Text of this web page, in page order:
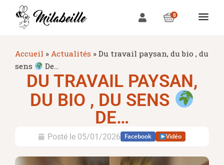
0
Accueil » Actualités » Du travail paysan, du bio , du
sens
De…
DU TRAVAIL PAYSAN,
DU BIO , DU SENS
DE…
Posté le 05/01/2026 Facebook Vidéo